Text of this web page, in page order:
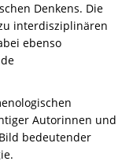
Denkens. Die
interdisziplinären
ebenso
Autorinnen und
bedeutender